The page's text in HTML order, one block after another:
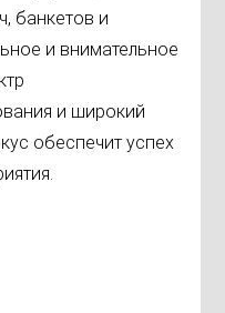
банкетов и
и внимательное
и широкий
обеспечит успех